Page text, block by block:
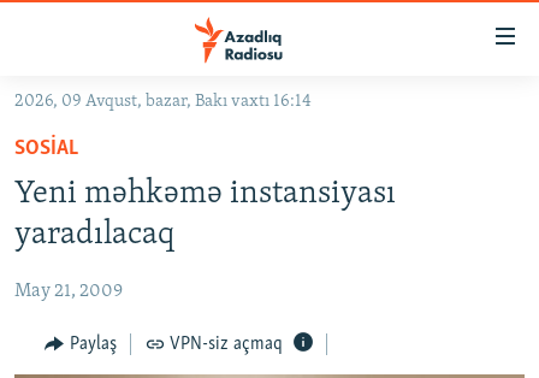
Əsas
qayıt
Əsas
naviqasiyaya
qayıt
GÜNDƏM
KORRUPSIOMETR
FƏRQƏ BAX
QANUNI DOĞRU
2026, 09 Avqust, bazar, Bakı vaxtı 16:14
SOSIAL
Yeni məhkəmə instansiyası
yaradılacaq
May 21, 2009
Paylaş VPN-siz açmaq